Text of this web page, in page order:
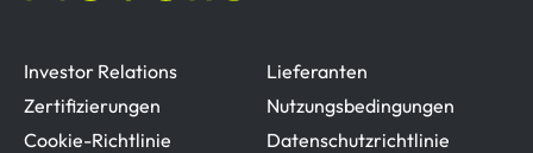
Investor Relations
Lieferanten
Zertifizierungen
Nutzungsbedingungen
Cookie-Richtlinie
Datenschutzrichtlinie